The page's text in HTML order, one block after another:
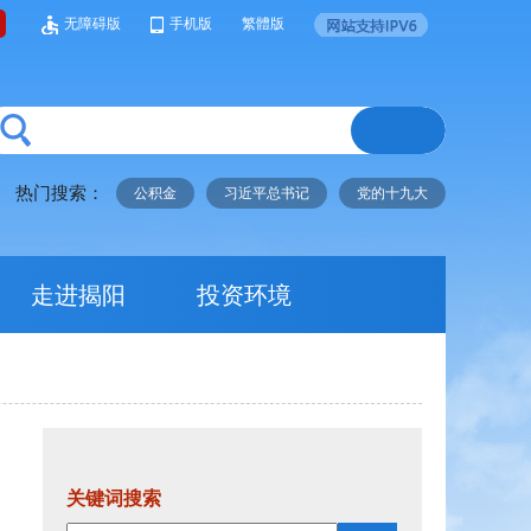
无障碍版 手机版 繁體版
热门搜索： 公积金 习近平总书记 党的十九大
走进揭阳 投资环境
关键词搜索